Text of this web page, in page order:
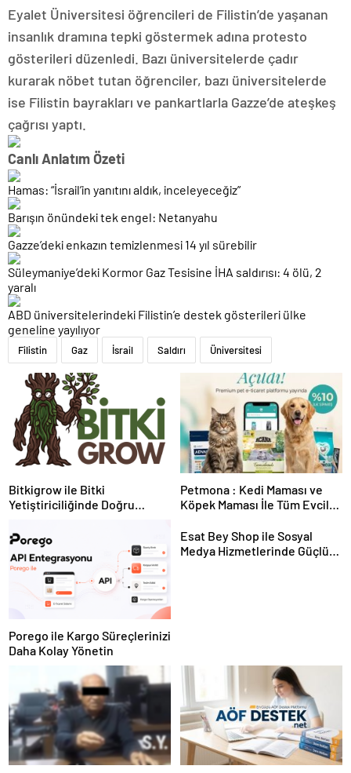
Eyalet Üniversitesi öğrencileri de Filistin’de yaşanan
insanlık dramına tepki göstermek adına protesto
gösterileri düzenledi. Bazı üniversitelerde çadır
kurarak nöbet tutan öğrenciler, bazı üniversitelerde
ise Filistin bayrakları ve pankartlarla Gazze’de ateşkeş
çağrısı yaptı.
Canlı Anlatım Özeti
Hamas: “İsrail’in yanıtını aldık, inceleyeceğiz”
Barışın önündeki tek engel: Netanyahu
Gazze’deki enkazın temizlenmesi 14 yıl sürebilir
Süleymaniye’deki Kormor Gaz Tesisine İHA saldırısı: 4 ölü, 2
yaralı
ABD üniversitelerindeki Filistin’e destek gösterileri ülke
geneline yayılıyor
Filistin Gaz İsrail Saldırı Üniversitesi
Bitkigrow ile Bitki
Yetiştiriciliğinde Doğru
Petmona : Kedi Maması ve
Köpek Maması İle Tüm Evcil
Porego ile Kargo Süreçlerinizi
Daha Kolay Yönetin
Esat Bey Shop ile Sosyal
Medya Hizmetlerinde Güçlü